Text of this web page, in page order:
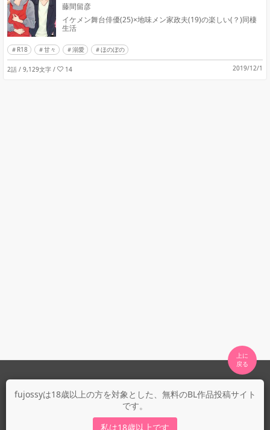
fujossyは18歳以上の方を対象とした、無料のBL作品投稿サイト
です。
私は18歳以上です
藤間留彦
イケメン舞台俳優(25)×地味メン家政夫(19)の楽しい(？)同棲
生活
R18 甘々 溺愛 ほのぼの
2話 / 9,129文字 / 14 2019/12/1
上に
fujossyについて
fujossy運営ブログ